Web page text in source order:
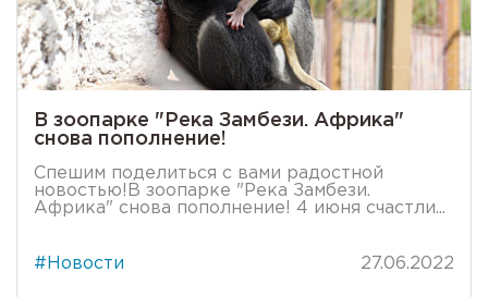
В зоопарке "Река Замбези. Африка"
снова пополнение!
Спешим поделиться с вами радостной
новостью!В зоопарке "Река Замбези.
Африка" снова пополнение! 4 июня счастли...
#Новости 27.06.2022